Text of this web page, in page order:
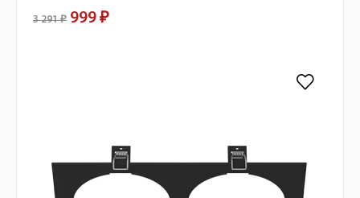
Стоимость товара
3 291 ₽ 999 ₽